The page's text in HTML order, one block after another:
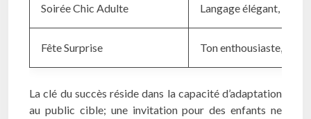
Soirée Chic Adulte Langage élégant,
Fête Surprise Ton enthousiaste,
La clé du succès réside dans la capacité d’adaptation
au public cible; une invitation pour des enfants ne